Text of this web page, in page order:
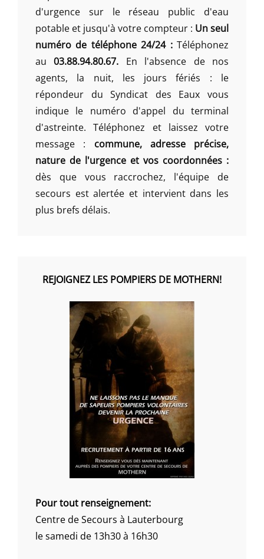
d'urgence sur le réseau public d'eau
potable et jusqu'à votre compteur : Un seul
numéro de téléphone 24/24 :Téléphonez
au03.88.94.80.67. En l'absence de nos
agents, la nuit, les jours fériés : le
répondeur du Syndicat des Eaux vous
indique le numéro d'appel du terminal
d'astreinte. Téléphonez et laissez votre
message : commune, adresse précise,
nature de l'urgence et vos coordonnées :
dès que vous raccrochez, l'équipe de
secours est alertée et intervient dans les
plus brefs délais.
REJOIGNEZ LES POMPIERS DE MOTHERN!
Pour tout renseignement:
Centre de Secours à Lauterbourg
le samedi de 13h30 à 16h30